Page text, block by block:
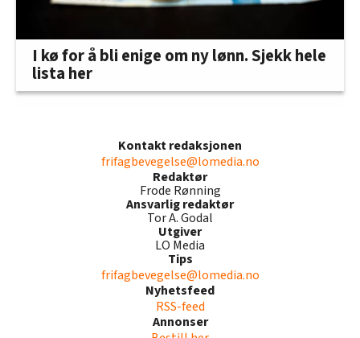
I kø for å bli enige om ny lønn. Sjekk hele
lista her
Kontakt redaksjonen
frifagbevegelse@lomedia.no
Redaktør
Frode Rønning
Ansvarlig redaktør
Tor A. Godal
Utgiver
LO Media
Tips
frifagbevegelse@lomedia.no
Nyhetsfeed
RSS-feed
Annonser